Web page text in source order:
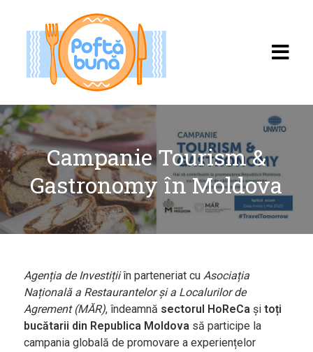
Acasă
Rețete
Categorii
Bucătării
Românească
Campanie Tourism &
Gastronomy în Moldova
Agenția de Investițiiîn parteneriat cu Asociația
Națională a Restaurantelor și a Localurilor de
Agrement (MĂR), îndeamnă sectorul HoReCași toți
bucătarii din Republica Moldovasă participe la
campania globală de promovare a experiențelor